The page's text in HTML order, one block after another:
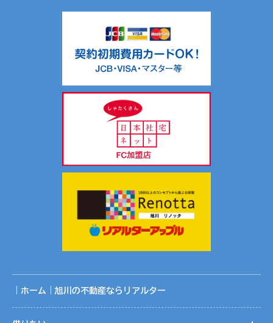
｜ホーム｜旭川の不動産ならリアルター